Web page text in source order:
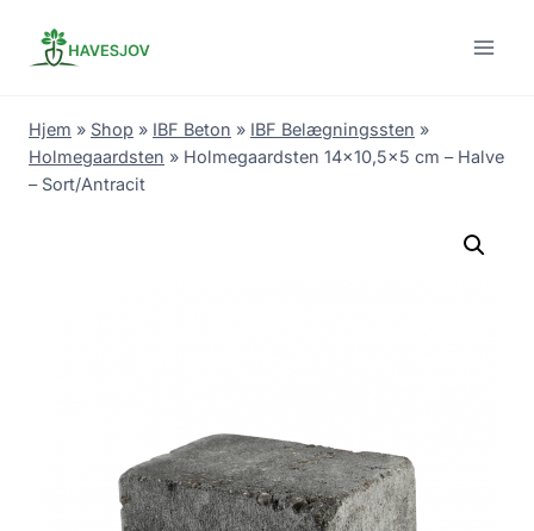
Hjem » Shop » IBF Beton » IBF Belægningssten »
Holmegaardsten » Holmegaardsten 14×10,5×5 cm – Halve
– Sort/Antracit